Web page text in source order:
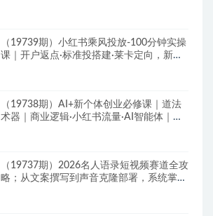
（19739期）小红书乘风投放-100分钟实操
课｜开户返点·标准投搭建·莱卡定向，新店
（19738期）AI+新个体创业必修课｜道法
术器｜商业逻辑·小红书流量·AI智能体｜低
（19737期）2026名人语录短视频赛道全攻
略；从文案撰写到声音克隆部署，系统掌握